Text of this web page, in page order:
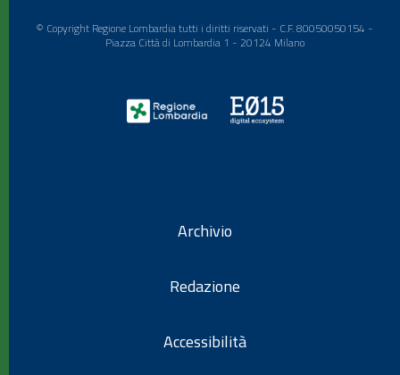
© Copyright Regione Lombardia tutti i diritti riservati - C.F. 80050050154 -
Piazza Città di Lombardia 1 - 20124 Milano
Archivio
Redazione
Accessibilità